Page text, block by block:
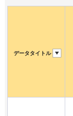
データタイトル